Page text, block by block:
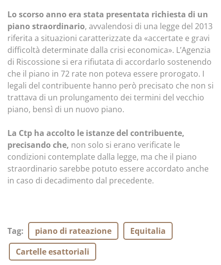
Lo scorso anno era stata presentata richiesta di un
piano straordinario, avvalendosi di una legge del 2013
riferita a situazioni caratterizzate da «accertate e gravi
difficoltà determinate dalla crisi economica». L’Agenzia
di Riscossione si era rifiutata di accordarlo sostenendo
che il piano in 72 rate non poteva essere prorogato. I
legali del contribuente hanno però precisato che non si
trattava di un prolungamento dei termini del vecchio
piano, bensì di un nuovo piano.
La Ctp ha accolto le istanze del contribuente,
precisando che, non solo si erano verificate le
condizioni contemplate dalla legge, ma che il piano
straordinario sarebbe potuto essere accordato anche
in caso di decadimento dal precedente.
Tag: piano di rateazione
Equitalia
Cartelle esattoriali